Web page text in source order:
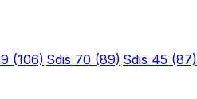
(106) Sdis 70 (89) Sdis 45 (87)